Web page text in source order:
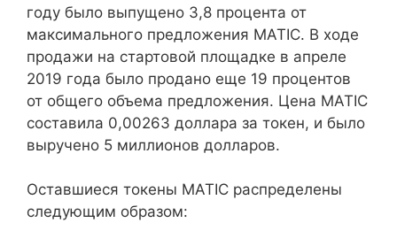
году было выпущено 3,8 процента от
максимального предложения MATIC. В ходе
продажи на стартовой площадке в апреле
2019 года было продано еще 19 процентов
от общего объема предложения. Цена MATIC
составила 0,00263 доллара за токен, и было
выручено 5 миллионов долларов.
Оставшиеся токены MATIC распределены
следующим образом: